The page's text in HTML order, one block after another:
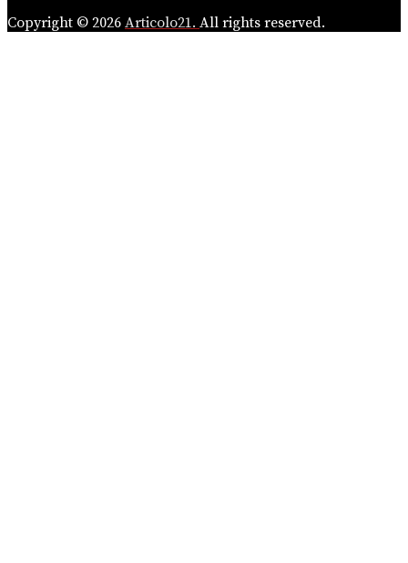
Copyright © 2026 Articolo21. All rights reserved.